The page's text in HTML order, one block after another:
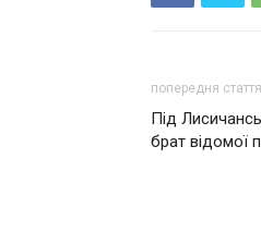
попередня стаття
Під
брат відомої